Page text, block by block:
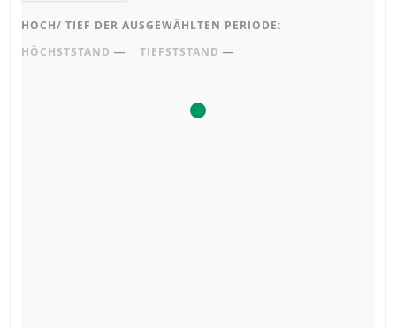
HOCH/ TIEF DER AUSGEWÄHLTEN PERIODE:
HÖCHSTSTAND ― TIEFSTSTAND ―